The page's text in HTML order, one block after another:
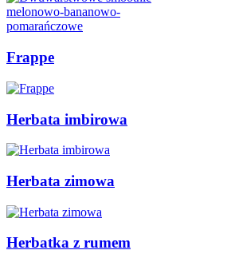
Frappe
Herbata imbirowa
Herbata zimowa
Herbatka z rumem